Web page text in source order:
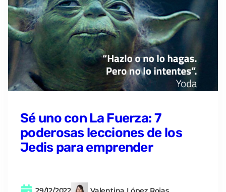
Sé uno con La Fuerza: 7
poderosas lecciones de los
Jedis para emprender